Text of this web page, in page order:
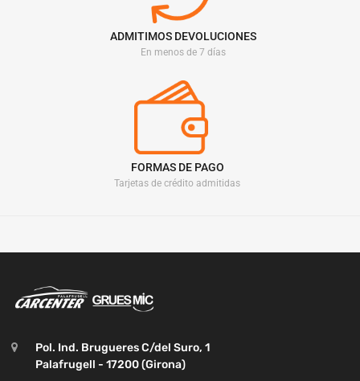
ADMITIMOS DEVOLUCIONES
En menos de 7 días
FORMAS DE PAGO
Tarjetas de crédito admitidas
Pol. Ind. Brugueres C/del Suro, 1
Palafrugell - 17200 (Girona)